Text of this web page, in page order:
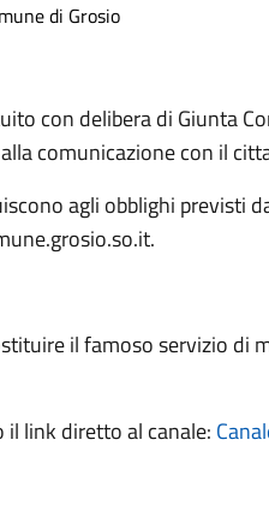
di Grosio
con delibera di Giunta
comunicazione con il
agli obblighi previsti
il famoso servizio di
il link diretto al canale: